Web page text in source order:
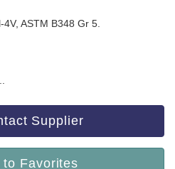
ASTM B348 Gr 5.
Supplier
to Favorites